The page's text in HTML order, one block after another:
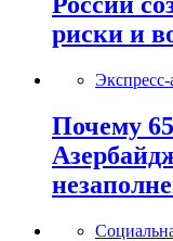
риски и
Экспресс-
Почему